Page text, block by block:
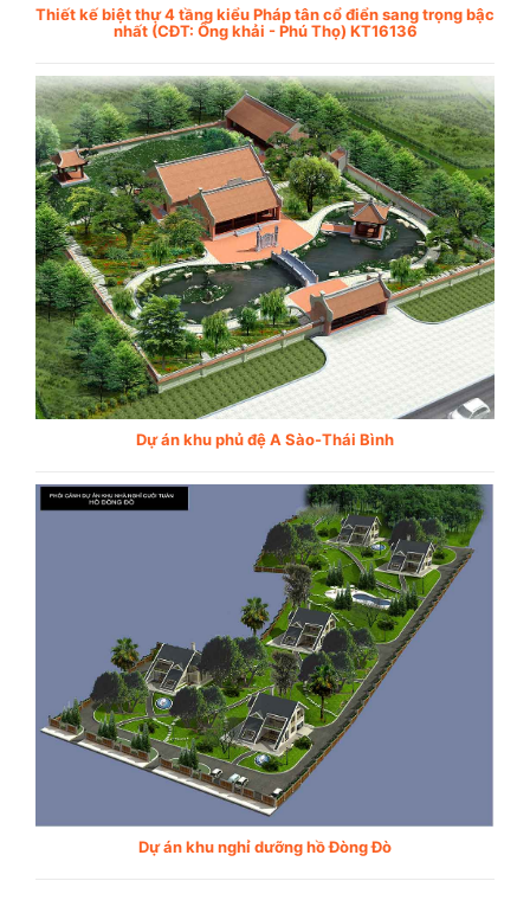
Thiết kế biệt thự 4 tầng kiểu Pháp tân cổ điển sang trọng bậc
nhất (CĐT: Ông khải - Phú Thọ) KT16136
Dự án khu phủ đệ A Sào-Thái Bình
Dự án khu nghỉ dưỡng hồ Đòng Đò